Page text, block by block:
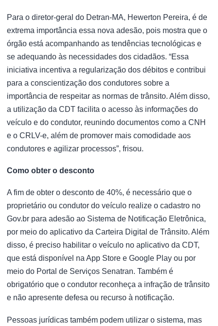
Para o diretor-geral do Detran-MA, Hewerton Pereira, é de
extrema importância essa nova adesão, pois mostra que o
órgão está acompanhando as tendências tecnológicas e
se adequando às necessidades dos cidadãos. “Essa
iniciativa incentiva a regularização dos débitos e contribui
para a conscientização dos condutores sobre a
importância de respeitar as normas de trânsito. Além disso,
a utilização da CDT facilita o acesso às informações do
veículo e do condutor, reunindo documentos como a CNH
e o CRLV-e, além de promover mais comodidade aos
condutores e agilizar processos”, frisou.
Como obter o desconto
A fim de obter o desconto de 40%, é necessário que o
proprietário ou condutor do veículo realize o cadastro no
Gov.br para adesão ao Sistema de Notificação Eletrônica,
por meio do aplicativo da Carteira Digital de Trânsito. Além
disso, é preciso habilitar o veículo no aplicativo da CDT,
que está disponível na App Store e Google Play ou por
meio do Portal de Serviços Senatran. Também é
obrigatório que o condutor reconheça a infração de trânsito
e não apresente defesa ou recurso à notificação.
Pessoas jurídicas também podem utilizar o sistema, mas